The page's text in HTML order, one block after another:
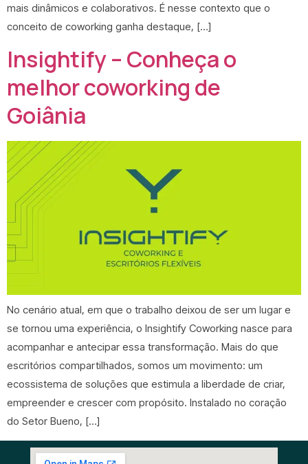
mais dinâmicos e colaborativos. É nesse contexto que o
conceito de coworking ganha destaque, […]
Insightify – Conheça o
melhor coworking de
Goiânia
No cenário atual, em que o trabalho deixou de ser um lugar e
se tornou uma experiência, o Insightify Coworking nasce para
acompanhar e antecipar essa transformação. Mais do que
escritórios compartilhados, somos um movimento: um
ecossistema de soluções que estimula a liberdade de criar,
empreender e crescer com propósito. Instalado no coração
do Setor Bueno, […]